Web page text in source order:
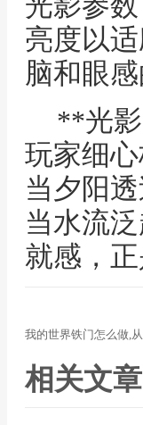
亮度以
脑和眼
**光
玩家细
当夕阳
当水流
就感，
我的世界铁门怎么做,
相关文章